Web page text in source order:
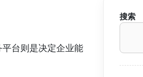
台则是决定企业能
搜索